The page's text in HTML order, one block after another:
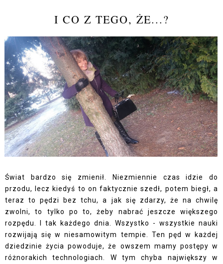
I CO Z TEGO, ŻE...?
Świat bardzo się zmienił. Niezmiennie czas idzie do
przodu, lecz kiedyś to on faktycznie szedł, potem biegł, a
teraz to pędzi bez tchu, a jak się zdarzy, że na chwilę
zwolni, to tylko po to, żeby nabrać jeszcze większego
rozpędu. I tak każdego dnia. Wszystko - wszystkie nauki
rozwijają się w niesamowitym tempie. Ten pęd w każdej
dziedzinie życia powoduje, że owszem mamy postępy w
różnorakich technologiach. W tym chyba największy w